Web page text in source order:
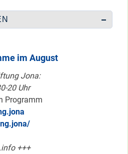
im August
Jona:
20 Uhr
Programm
+++